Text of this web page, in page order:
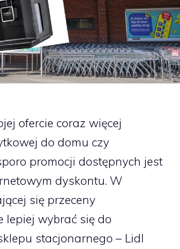
ofercie coraz więcej
do domu czy
promocji dostępnych jest
dyskontu. W
się przeceny
lepiej wybrać się do
stacjonarnego – Lidl